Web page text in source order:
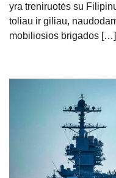
yra treniruotės su
toliau ir giliau,
mobiliosios brigados […]